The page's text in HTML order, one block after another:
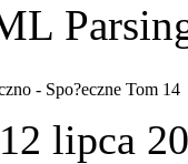
- Spo?eczne Tom 14
lipca